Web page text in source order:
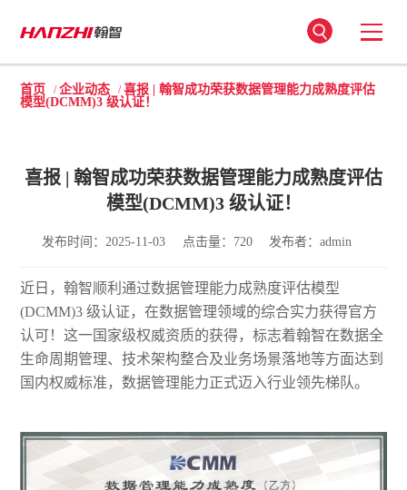
首页 /企业动态 /喜报 | 翰智成功荣获数据管理能力成熟度评估
模型(DCMM)3 级认证！
喜报 | 翰智成功荣获数据管理能力成熟度评估
模型(DCMM)3 级认证！
发布时间：2025-11-03 点击量：720 发布者：admin
近日，翰智顺利通过数据管理能力成熟度评估模型
(DCMM)3 级认证，在数据管理领域的综合实力获得官方
认可！这一国家级权威资质的获得，标志着翰智在数据全
生命周期管理、技术架构整合及业务场景落地等方面达到
国内权威标准，数据管理能力正式迈入行业领先梯队。